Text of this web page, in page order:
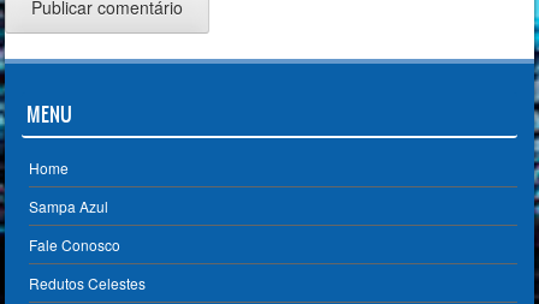
MENU
Home
Sampa Azul
Fale Conosco
Redutos Celestes